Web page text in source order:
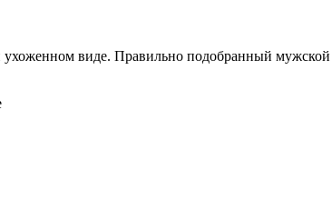
виде. Правильно подобранный